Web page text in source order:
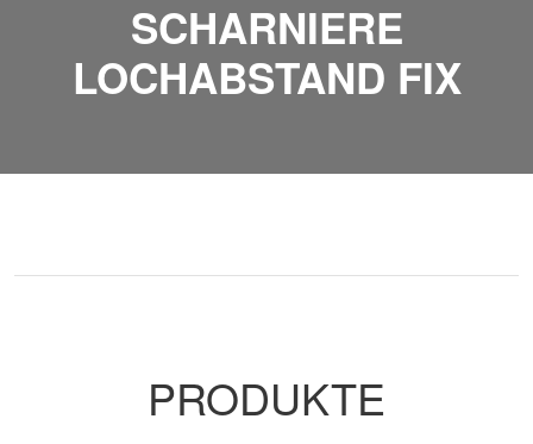
SCHARNIERE
LOCHABSTAND FIX
PRODUKTE